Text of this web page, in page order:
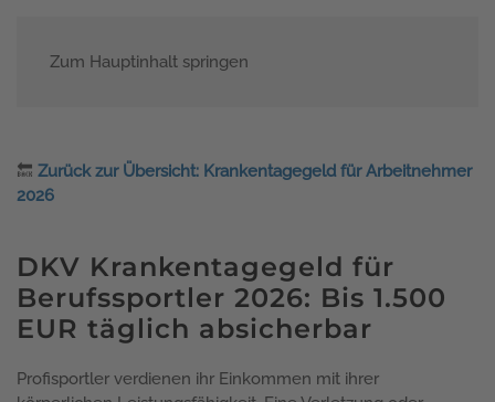
Zum Hauptinhalt springen
🔙 Zurück zur Übersicht: Krankentagegeld für Arbeitnehmer
2026
DKV Krankentagegeld für
Berufssportler 2026: Bis 1.500
EUR täglich absicherbar
Profisportler verdienen ihr Einkommen mit ihrer